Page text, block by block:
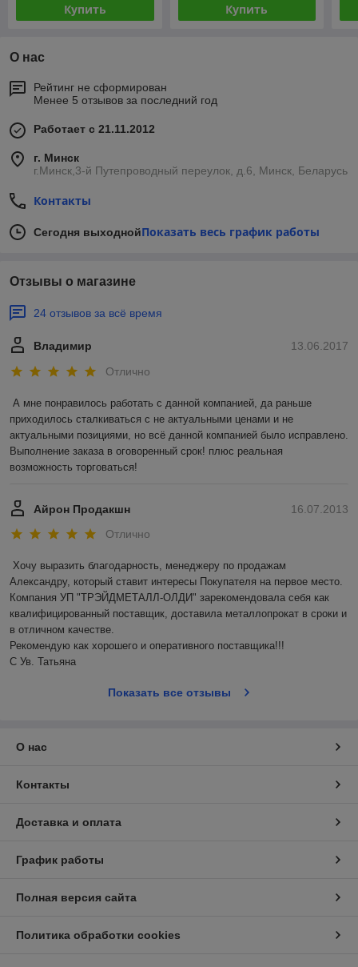
Купить Купить
О нас
Рейтинг не сформирован
Менее 5 отзывов за последний год
Работает с 21.11.2012
г. Минск
г.Минск,3-й Путепроводный переулок, д.6, Минск, Беларусь
Контакты
Сегодня выходнойПоказать весь график работы
Отзывы о магазине
24 отзывов за всё время
13.06.2017
Владимир
Отлично
А мне понравилось работать с данной компанией, да раньше
приходилось сталкиваться с не актуальными ценами и не
актуальными позициями, но всё данной компанией было исправлено.
Выполнение заказа в оговоренный срок! плюс реальная
возможность торговаться!
16.07.2013
Айрон Продакшн
Отлично
Хочу выразить благодарность, менеджеру по продажам
Александру, который ставит интересы Покупателя на первое место.
Компания УП "ТРЭЙДМЕТАЛЛ-ОЛДИ" зарекомендовала себя как
квалифицированный поставщик, доставила металлопрокат в сроки и
в отличном качестве.
Рекомендую как хорошего и оперативного поставщика!!!
С Ув. Татьяна
Показать все отзывы
О нас
Контакты
Доставка и оплата
График работы
Полная версия сайта
Политика обработки cookies